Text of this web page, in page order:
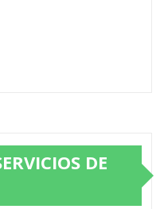
DE